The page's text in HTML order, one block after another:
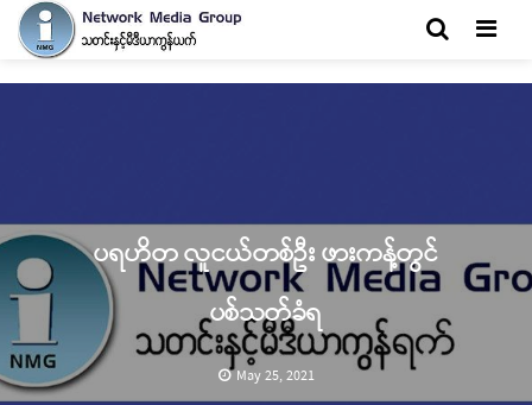
ပရဟိတ လူငယ်တစ်ဦး ဖားကန့်တွင်
ပစ်သတ်ခံရ
May 25, 2021